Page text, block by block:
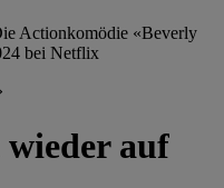
Actionkomödie «Beverly
bei Netflix
auf